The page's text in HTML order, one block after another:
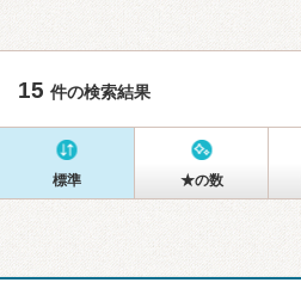
15 件の検索結果
標準 ★の数